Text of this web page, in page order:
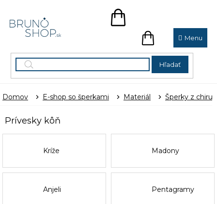
obsah
Hľadať
NÁKUPNÝ
NÁKUPNÝ
KOŠÍK
Domov E-shop so šperkami Materiál Šperky z
Prívesky kôň
Kríže Madony
Anjeli Pentagramy